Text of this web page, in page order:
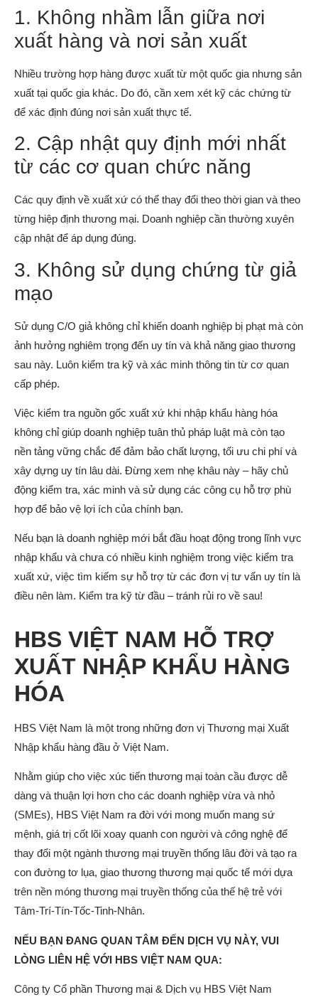
1. Không nhầm lẫn giữa nơi
xuất hàng và nơi sản xuất
Nhiều trường hợp hàng được xuất từ một quốc gia nhưng sản
xuất tại quốc gia khác. Do đó, cần xem xét kỹ các chứng từ
để xác định đúng nơi sản xuất thực tế.
2. Cập nhật quy định mới nhất
từ các cơ quan chức năng
Các quy định về xuất xứ có thể thay đổi theo thời gian và theo
từng hiệp định thương mại. Doanh nghiệp cần thường xuyên
cập nhật để áp dụng đúng.
3. Không sử dụng chứng từ giả
mạo
Sử dụng C/O giả không chỉ khiến doanh nghiệp bị phạt mà còn
ảnh hưởng nghiêm trọng đến uy tín và khả năng giao thương
sau này. Luôn kiểm tra kỹ và xác minh thông tin từ cơ quan
cấp phép.
Việc kiểm tra nguồn gốc xuất xứ khi nhập khẩu hàng hóa
không chỉ giúp doanh nghiệp tuân thủ pháp luật mà còn tạo
nền tảng vững chắc để đảm bảo chất lượng, tối ưu chi phí và
xây dựng uy tín lâu dài. Đừng xem nhẹ khâu này – hãy chủ
động kiểm tra, xác minh và sử dụng các công cụ hỗ trợ phù
hợp để bảo vệ lợi ích của chính bạn.
Nếu bạn là doanh nghiệp mới bắt đầu hoạt động trong lĩnh vực
nhập khẩu và chưa có nhiều kinh nghiệm trong việc kiểm tra
xuất xứ, việc tìm kiếm sự hỗ trợ từ các đơn vị tư vấn uy tín là
điều nên làm. Kiểm tra kỹ từ đầu – tránh rủi ro về sau!
HBS VIỆT NAM HỖ TRỢ
XUẤT NHẬP KHẨU HÀNG
HÓA
HBS Việt Nam là một trong những đơn vị Thương mại Xuất
Nhập khẩu hàng đầu ở Việt Nam.
Nhằm giúp cho việc xúc tiến thương mại toàn cầu được dễ
dàng và thuận lợi hơn cho các doanh nghiệp vừa và nhỏ
(SMEs), HBS Việt Nam ra đời với mong muốn mang sứ
mệnh, giá trị cốt lõi xoay quanh con người vàcông nghệ để
thay đổi một ngành thương mại truyền thống lâu đời và tạo ra
con đường tơ lụa, giao thương thương mại quốc tế mới dựa
trên nền móng thương mại truyền thống của thế hệ trẻ với
Tâm-Trí-Tín-Tốc-Tinh-Nhân.
NẾU BẠN ĐANG QUAN TÂM ĐẾN DỊCH VỤ NÀY, VUI
LÒNG LIÊN HỆ VỚI HBS VIỆT NAM QUA:
Công ty Cổ phần Thương mại & Dịch vụ HBS Việt Nam